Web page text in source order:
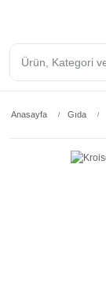
Anasayfa Gıda